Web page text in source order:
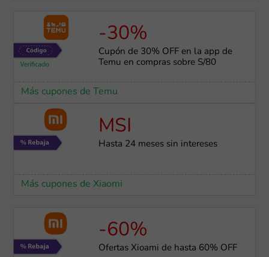
-30%
Cupón de 30% OFF en la app de
Temu en compras sobre S/80
Más cupones de Temu
MSI
Hasta 24 meses sin intereses
Más cupones de Xiaomi
-60%
Ofertas Xioami de hasta 60% OFF